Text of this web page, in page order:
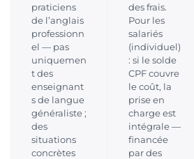
praticiens
de l’anglais
professionn
el — pas
uniquemen
t des
enseignant
s de langue
généraliste ;
des
situations
concrètes
des frais.
Pour les
salariés
(individuel)
: si le solde
CPF couvre
le coût, la
prise en
charge est
intégrale —
financée
par des